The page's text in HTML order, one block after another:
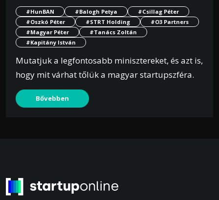
#HunBAN #Balogh Petya
#Csillag Péter
#Oszkó Péter
#STRT Holding
#O3 Partners
#Magyar Péter
#Tanács Zoltán
#Kapitány István
Mutatjuk a legfontosabb minisztereket, és azt is,
hogy mit várhat tőlük a magyar startupszféra.
Bővebben